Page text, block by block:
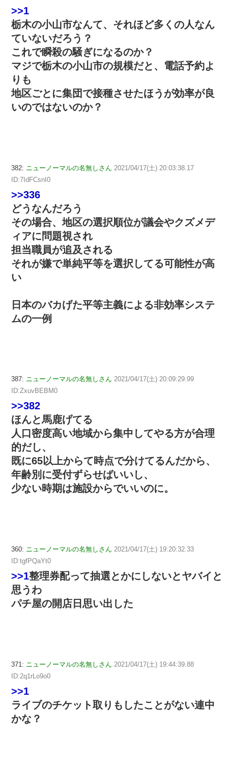
>>1
栃木の小山市なんて、それほど多くの人なん
ていないだろう？
これで瞬殺の騒ぎになるのか？
マジで栃木の小山市の規模だと、電話予約よ
りも
地区ごとに集団で接種させたほうが効率が良
いのではないのか？
382: ニューノーマルの名無しさん 2021/04/17(土) 20:03:38.17
ID:7IdFCsnI0
>>336
どうなんだろう
その場合、地区の選択順位が議会やクズメデ
ィアに問題視され
担当職員が追及される
それが嫌で単純平等を選択してる可能性が高
い
日本のバカげた平等主義による非効率システ
ムの一例
387: ニューノーマルの名無しさん 2021/04/17(土) 20:09:29.99
ID:ZxuvBEBM0
>>382
ほんと馬鹿げてる
人口密度高い地域から集中してやる方が合理
的だし、
既に65以上からて時点で分けてるんだから、
年齢別に受付ずらせばいいし、
少ない時期は施設からでいいのに。
360: ニューノーマルの名無しさん 2021/04/17(土) 19:20:32.33
ID:tgfPQaYt0
>>1整理券配って抽選とかにしないとヤバイと
思うわ
パチ屋の開店日思い出した
371: ニューノーマルの名無しさん 2021/04/17(土) 19:44:39.88
ID:2q1rLo9o0
>>1
ライブのチケット取りもしたことがない連中
かな？